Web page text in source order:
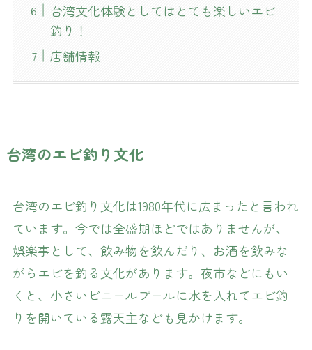
台湾文化体験としてはとても楽しいエビ
釣り！
店舗情報
台湾のエビ釣り文化
台湾のエビ釣り文化は1980年代に広まったと言われ
ています。今では全盛期ほどではありませんが、
娯楽事として、飲み物を飲んだり、お酒を飲みな
がらエビを釣る文化があります。夜市などにもい
くと、小さいビニールプールに水を入れてエビ釣
りを開いている露天主なども見かけます。